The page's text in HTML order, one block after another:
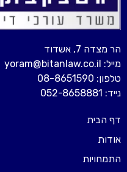
הר מצדה 7, אשדוד
מייל: yoram@bitanlaw.co.il
טלפון: 08-8651590
נייד: 052-8658881
דף הבית
אודות
התמחויות